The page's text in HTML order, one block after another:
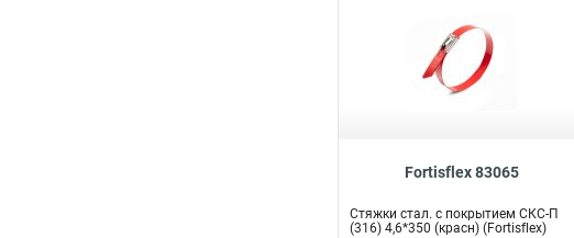
Fortisflex 83065
Стяжки стал. с покрытием СКС-П
(316) 4,6*350 (красн) (Fortisflex)